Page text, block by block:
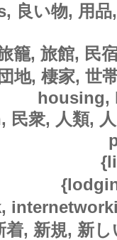
良い物, 用品
籠, 旅館, 民
地, 棲家, 世
housing,
民衆, 人類,
着, 新規, 新